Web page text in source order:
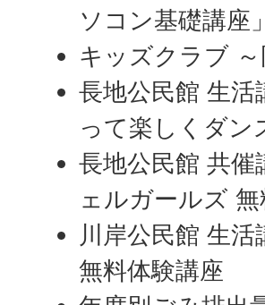
ソコン基礎講座」
キッズクラブ
長地公民館 生
って楽しくダン
長地公民館 共
ェルガールズ
川岸公民館 生
無料体験講座